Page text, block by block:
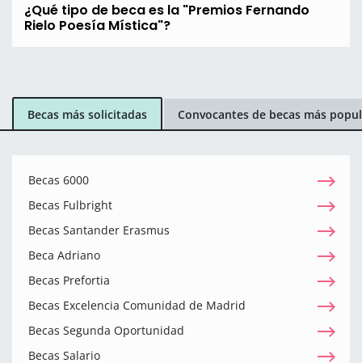
¿Qué tipo de beca es la "Premios Fernando
Rielo Poesía Mística"?
Becas más solicitadas Convocantes de becas más
Becas 6000
Becas Fulbright
Becas Santander Erasmus
Beca Adriano
Becas Prefortia
Becas Excelencia Comunidad de Madrid
Becas Segunda Oportunidad
Becas Salario